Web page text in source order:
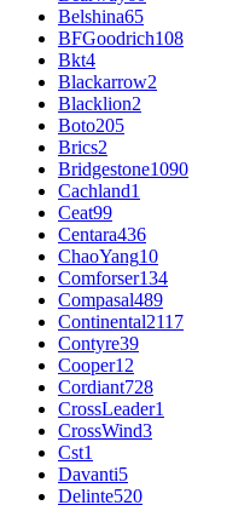
Belshina65
BFGoodrich108
Bkt4
Blackarrow2
Blacklion2
Boto205
Brics2
Bridgestone1090
Cachland1
Ceat99
Centara436
ChaoYang10
Comforser134
Compasal489
Continental2117
Contyre39
Cooper12
Cordiant728
CrossLeader1
CrossWind3
Cst1
Davanti5
Delinte520